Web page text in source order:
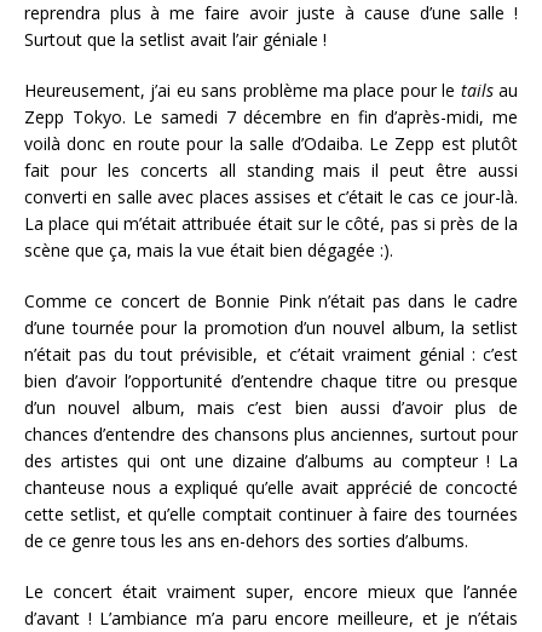
reprendra plus à me faire avoir juste à cause d’une salle !
Surtout que la setlist avait l’air géniale !
Heureusement, j’ai eu sans problème ma place pour le tailsau
Zepp Tokyo. Le samedi 7 décembre en fin d’après-midi, me
voilà donc en route pour la salle d’Odaiba. Le Zepp est plutôt
fait pour les concerts all standing mais il peut être aussi
converti en salle avec places assises et c’était le cas ce jour-là.
La place qui m’était attribuée était sur le côté, pas si près de la
scène que ça, mais la vue était bien dégagée :).
Comme ce concert de Bonnie Pink n’était pas dans le cadre
d’une tournée pour la promotion d’un nouvel album, la setlist
n’était pas du tout prévisible, et c’était vraiment génial : c’est
bien d’avoir l’opportunité d’entendre chaque titre ou presque
d’un nouvel album, mais c’est bien aussi d’avoir plus de
chances d’entendre des chansons plus anciennes, surtout pour
des artistes qui ont une dizaine d’albums au compteur ! La
chanteuse nous a expliqué qu’elle avait apprécié de concocté
cette setlist, et qu’elle comptait continuer à faire des tournées
de ce genre tous les ans en-dehors des sorties d’albums.
Le concert était vraiment super, encore mieux que l’année
d’avant ! L’ambiance m’a paru encore meilleure, et je n’étais